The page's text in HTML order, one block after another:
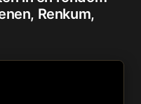
Renkum,